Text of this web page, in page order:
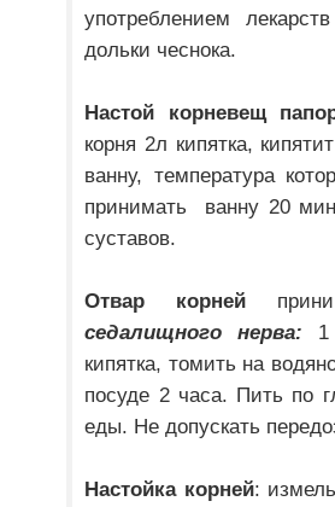
употреблением
дольки чеснока.
Настой корневещ
корня 2л кипятка,
ванну, температура
принимать ванну 20
суставов.
Отвар корней
седалищного нерва: 1
кипятка, томить на
посуде 2 часа. Пить по
еды. Не допускать
Настойка корней: